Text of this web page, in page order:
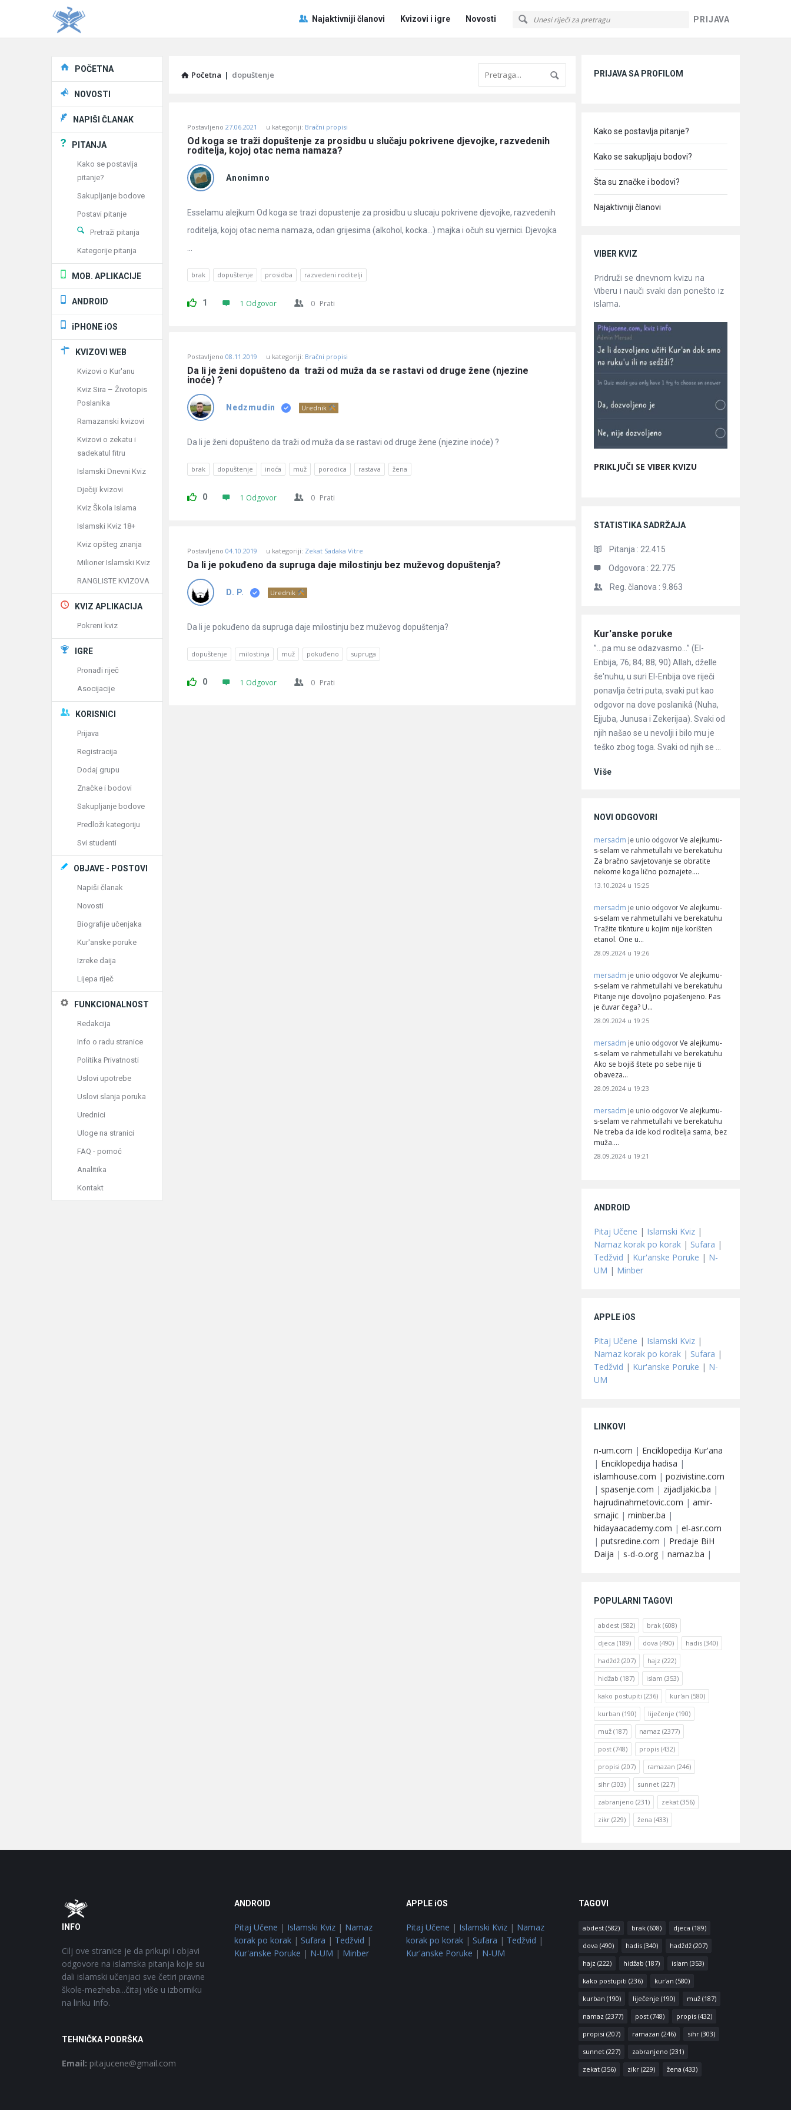
PRIJAVA
Pitaj
Učene
Najaktivniji članovi Kvizovi i igre Novosti
Početna | dopuštenje
Učene
Latest
Pitanja
Postavljeno 27.06.2021 u kategoriji: Bračni propisi
Od koga se traži dopuštenje za prosidbu u slučaju pokrivene djevojke, razvedenih
roditelja, kojoj otac nema namaza?
Anonimno
Esselamu alejkum Od koga se trazi dopustenje za prosidbu u slucaju pokrivene djevojke, razvedenih
roditelja, kojoj otac nema namaza, odan grijesima (alkohol, kocka…) majka i očuh su vjernici. Djevojka
brak dopuštenje prosidba razvedeni roditelji
1 1 Odgovor 0 Prati
Postavljeno 08.11.2019 u kategoriji: Bračni propisi
Da li je ženi dopušteno da  traži od muža da se rastavi od druge žene (njezine
inoće) ?
Nedzmudin Urednik
Da li je ženi dopušteno da traži od muža da se rastavi od druge žene (njezine inoće) ?
brak dopuštenje inoća muž porodica rastava žena
0 1 Odgovor 0 Prati
Postavljeno 04.10.2019 u kategoriji: Zekat Sadaka Vitre
Da li je pokuđeno da supruga daje milostinju bez muževog dopuštenja?
D. P. Urednik
Da li je pokuđeno da supruga daje milostinju bez muževog dopuštenja?
dopuštenje milostinja muž pokuđeno supruga
0 1 Odgovor 0 Prati
PRIJAVA SA PROFILOM
Kako se postavlja pitanje?
Kako se sakupljaju bodovi?
Šta su značke i bodovi?
Najaktivniji članovi
VIBER KVIZ
Pridruži se dnevnom kvizu na
Viberu i nauči svaki dan ponešto iz
islama.
PRIKLJUČI SE VIBER KVIZU
STATISTIKA SADRŽAJA
Pitanja : 22.415
Odgovora : 22.775
Reg. članova : 9.863
Članci
Kur'anske poruke
”…pa mu se odazvasmo…” (El-
Enbija, 76; 84; 88; 90) Allah, dželle
še'nuhu, u suri El-Enbija ove riječi
ponavlja četri puta, svaki put kao
odgovor na dove poslanikâ (Nuha,
Ejjuba, Junusa i Zekerijaa). Svaki od
njih našao se u nevolji i bilo mu je
teško zbog toga. Svaki od njih se ...
Više
NOVI ODGOVORI
mersadm je unio odgovor Ve alejkumu-
s-selam ve rahmetullahi ve berekatuhu
Za bračno savjetovanje se obratite
nekome koga lično poznajete.…
13.10.2024 u 15:25
mersadm je unio odgovor Ve alejkumu-
s-selam ve rahmetullahi ve berekatuhu
Tražite tiknture u kojim nije korišten
etanol. One u…
28.09.2024 u 19:26
mersadm je unio odgovor Ve alejkumu-
s-selam ve rahmetullahi ve berekatuhu
Pitanje nije dovoljno pojašenjeno. Pas
je čuvar čega? U…
28.09.2024 u 19:25
mersadm je unio odgovor Ve alejkumu-
s-selam ve rahmetullahi ve berekatuhu
Ako se bojiš štete po sebe nije ti
obaveza…
28.09.2024 u 19:23
mersadm je unio odgovor Ve alejkumu-
s-selam ve rahmetullahi ve berekatuhu
Ne treba da ide kod roditelja sama, bez
muža.…
28.09.2024 u 19:21
ANDROID
Pitaj Učene | Islamski Kviz |
Namaz korak po korak | Sufara |
Tedžvid | Kur'anske Poruke | N-
UM | Minber
APPLE iOS
Pitaj Učene | Islamski Kviz |
Namaz korak po korak | Sufara |
Tedžvid | Kur'anske Poruke | N-
UM
LINKOVI
n-um.com | Enciklopedija Kur'ana
| Enciklopedija hadisa |
islamhouse.com | pozivistine.com
| spasenje.com | zijadljakic.ba |
hajrudinahmetovic.com | amir-
smajic | minber.ba |
hidayaacademy.com | el-asr.com
| putsredine.com | Predaje BiH
Daija | s-d-o.org | namaz.ba |
POPULARNI TAGOVI
abdest (582) brak (608)
djeca (189) dova (490) hadis (340)
hadždž (207) hajz (222)
hidžab (187) islam (353)
kako postupiti (236) kur'an (580)
kurban (190) liječenje (190)
muž (187) namaz (2377)
post (748) propis (432)
propisi (207) ramazan (246)
sihr (303) sunnet (227)
zabranjeno (231) zekat (356)
zikr (229) žena (433)
Explore
POČETNA
NOVOSTI
NAPIŠI ČLANAK
PITANJA
Kako se postavlja
pitanje?
Sakupljanje bodove
Postavi pitanje
Pretraži pitanja
Kategorije pitanja
MOB. APLIKACIJE
ANDROID
iPHONE iOS
KVIZOVI WEB
Kvizovi o Kur'anu
Kviz Sira – Životopis
Poslanika
Ramazanski kvizovi
Kvizovi o zekatu i
sadekatul fitru
Islamski Dnevni Kviz
Dječiji kvizovi
Kviz Škola Islama
Islamski Kviz 18+
Kviz opšteg znanja
Milioner Islamski Kviz
RANGLISTE KVIZOVA
KVIZ APLIKACIJA
Pokreni kviz
IGRE
Pronađi riječ
Asocijacije
KORISNICI
Prijava
Registracija
Dodaj grupu
Značke i bodovi
Sakupljanje bodove
Predloži kategoriju
Svi studenti
OBJAVE - POSTOVI
Napiši članak
Novosti
Biografije učenjaka
Kur'anske poruke
Izreke daija
Lijepa riječ
FUNKCIONALNOST
Redakcija
Info o radu stranice
Politika Privatnosti
Uslovi upotrebe
Uslovi slanja poruka
Urednici
Uloge na stranici
FAQ - pomoć
Analitika
Kontakt
Footer
INFO
Cilj ove stranice je da prikupi i objavi
odgovore na islamska pitanja koje su
dali islamski učenjaci sve četiri pravne
škole-mezheba...čitaj više u izborniku
na linku Info.
TEHNIČKA PODRŠKA
Email: pitajucene@gmail.com
ANDROID
Pitaj Učene | Islamski Kviz| Namaz
korak po korak| Sufara | Tedžvid |
Kur'anske Poruke | N-UM | Minber
APPLE iOS
Pitaj Učene | Islamski Kviz | Namaz
korak po korak | Sufara | Tedžvid |
Kur'anske Poruke | N-UM
TAGOVI
abdest(582) brak(608) djeca (189)
dova (490) hadis(340) hadždž(207)
hajz (222) hidžab (187) islam (353)
kako postupiti (236) kur'an (580)
kurban (190) liječenje (190) muž(187)
namaz (2377) post(748) propis(432)
propisi (207) ramazan (246) sihr(303)
sunnet(227) zabranjeno (231)
zekat(356) zikr(229) žena (433)